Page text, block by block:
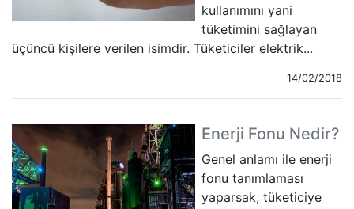
kullanımını yani
tüketimini sağlayan
üçüncü kişilere verilen isimdir. Tüketiciler elektrik...
14/02/2018
Enerji Fonu Nedir?
Genel anlamı ile enerji
fonu tanımlaması
yaparsak, tüketiciye